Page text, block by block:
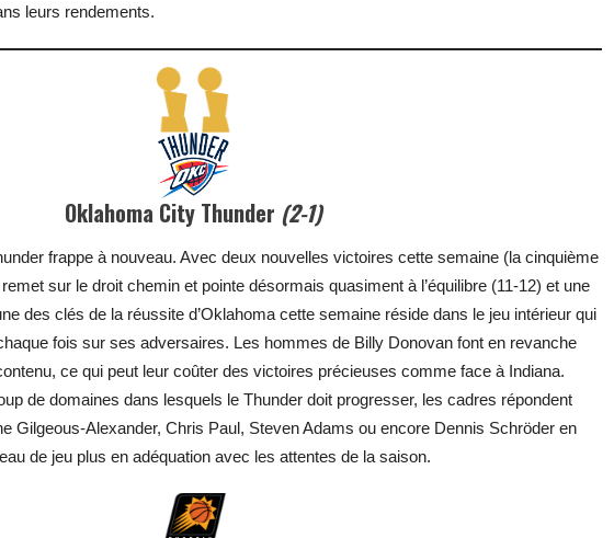
leurs rendements.
Oklahoma City Thunder (2-1)
frappe à nouveau. Avec deux nouvelles victoires cette semaine (la cinquième
sur le droit chemin et pointe désormais quasiment à l’équilibre (11-12) et une
des clés de la réussite d’Oklahoma cette semaine réside dans le jeu intérieur qui
fois sur ses adversaires. Les hommes de Billy Donovan font en revanche
ce qui peut leur coûter des victoires précieuses comme face à Indiana.
de domaines dans lesquels le Thunder doit progresser, les cadres répondent
Gilgeous-Alexander, Chris Paul, Steven Adams ou encore Dennis Schröder en
de jeu plus en adéquation avec les attentes de la saison.